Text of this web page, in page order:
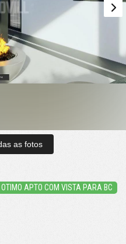
as fotos
OTIMO APTO COM VISTA PARA BC